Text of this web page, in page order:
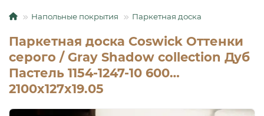
Напольные покрытия Паркетная доска
Паркетная доска Coswick Оттенки
серого / Gray Shadow collection Дуб
Пастель 1154-1247-10 600…
2100x127x19.05